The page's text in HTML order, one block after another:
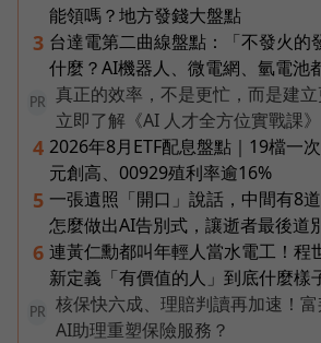
能領嗎？地方發錢大盤點
3 台達電第二曲線盤點：「不發火的
什麼？AI機器人、微電網、氫電池
PR
真正的效率，不是更忙，而是建立
立即了解《AI 人才全方位實戰課》
4 2026年8月ETF配息盤點｜19檔一
元創高、00929殖利率逾16%
5 一張遺照「開口」說話，中間有8
怎麼做出AI告別式，讓逝者最後道
6 連黃仁勳都叫年輕人當水電工！程
新定義「有價值的人」到底什麼樣
PR
核保快六成、理賠判讀再加速！
AI助理重塑保險服務？